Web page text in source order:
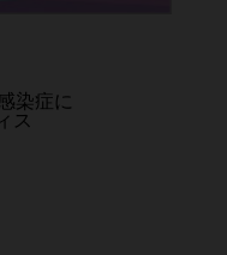
染症に
ス